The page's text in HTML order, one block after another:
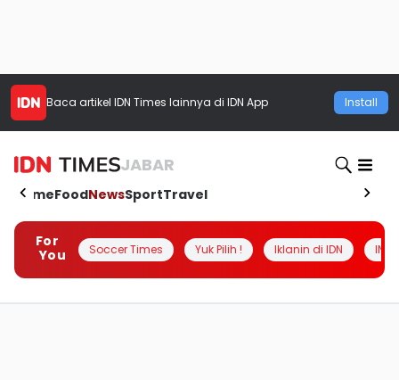
Baca artikel IDN Times lainnya di IDN App Install
JABAR
HomeFoodNewsSportTravel
For
You
Soccer Times Yuk Pilih ! Iklanin di IDN